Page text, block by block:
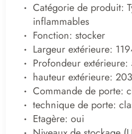
Catégorie de produit:
inflammables
Fonction: stocker
Largeur extérieure:
Profondeur extérieure:
hauteur extérieure:
Commande de porte:
technique de porte:
Etagère: oui